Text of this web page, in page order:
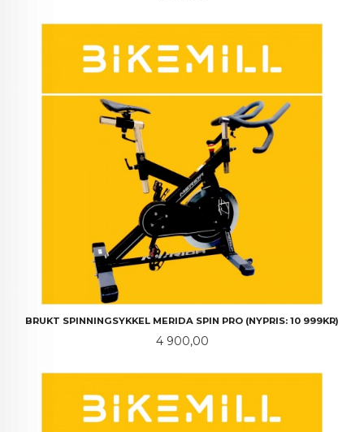
BRUKT SPINNINGSYKKEL MERIDA SPIN PRO (NYPRIS: 10 999KR)
Pris
4 900,00